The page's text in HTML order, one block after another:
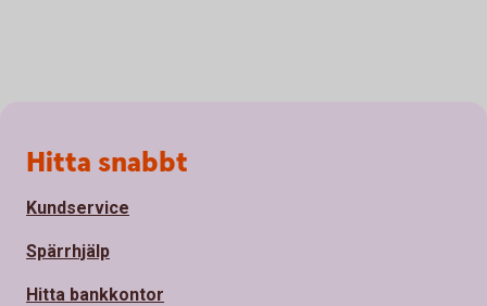
Sidfot
Hitta snabbt
Kundservice
Spärrhjälp
Hitta bankkontor